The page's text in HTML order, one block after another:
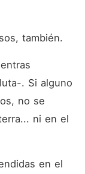
también.
. Si alguno
no se
ni en el
en el